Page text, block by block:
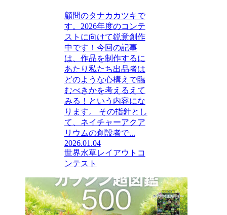
顧問のタナカカツキで
す。2026年度のコンテ
ストに向けて鋭意創作
中です！今回の記事
は、作品を制作するに
あたり私たち出品者は
どのような心構えで臨
むべきかを考えるえて
みる！という内容にな
ります。 その指針とし
て、ネイチャーアクア
リウムの創設者で...
2026.01.04
世界水草レイアウトコ
ンテスト